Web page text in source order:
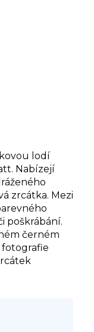
lodí
Nabízejí
zrcátka. Mezi
poškrábání.
černém